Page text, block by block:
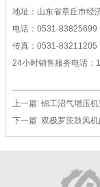
地址：山东省章丘市经
电话：0531-83825699
传真：0531-83211205
24小时销售服务电话：
上一篇: 锦工沼气增压
下一篇: 双极罗茨鼓风